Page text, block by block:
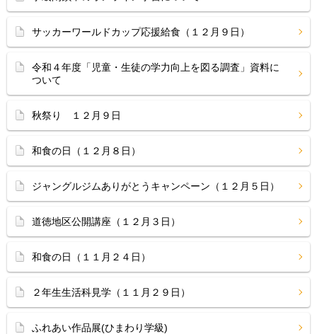
サッカーワールドカップ応援給食（１２月９日）
令和４年度「児童・生徒の学力向上を図る調査」資料に
ついて
秋祭り １２月９日
和食の日（１２月８日）
ジャングルジムありがとうキャンペーン（１２月５日）
道徳地区公開講座（１２月３日）
和食の日（１１月２４日）
２年生生活科見学（１１月２９日）
ふれあい作品展(ひまわり学級)